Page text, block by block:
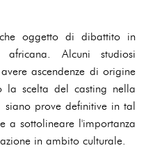
oggetto di dibattito in
Alcuni studiosi
ascendenze di origine
la scelta del casting nella
siano prove definitive in tal
a sottolineare l'importanza
in ambito culturale.